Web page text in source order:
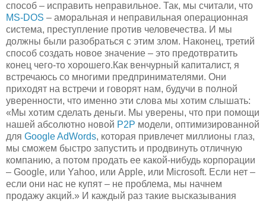
способ – исправить неправильное. Так, мы считали, что
MS-DOS – аморальная и неправильная операционная
система, преступление против человечества. И мы
должны были разобраться с этим злом. Наконец, третий
способ создать новое значение – это предотвратить
конец чего-то хорошего.Как венчурный капиталист, я
встречаюсь со многими предпринимателями. Они
приходят на встречи и говорят нам, будучи в полной
уверенности, что именно эти слова мы хотим слышать:
«Мы хотим сделать деньги. Мы уверены, что при помощи
нашей абсолютно новой P2P модели, оптимизированной
для Google AdWords, которая привлечет миллионы глаз,
мы сможем быстро запустить и продвинуть отличную
компанию, а потом продать ее какой-нибудь корпорации
– Google, или Yahoo, или Apple, или Microsoft. Если нет –
если они нас не купят – не проблема, мы начнем
продажу акций.» И каждый раз такие высказывания